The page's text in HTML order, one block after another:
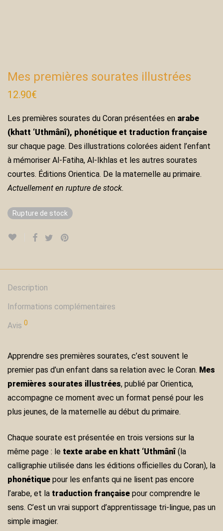
Mes premières sourates illustrées
12.90€
Les premières sourates du Coran présentées en arabe
(khatt ‘Uthmânî), phonétique et traduction française
sur chaque page. Des illustrations colorées aident l’enfant
à mémoriser Al-Fatiha, Al-Ikhlas et les autres sourates
courtes. Éditions Orientica. De la maternelle au primaire.
Actuellement en rupture de stock.
Rupture de stock
Description
Informations complémentaires
Avis 0
Apprendre ses premières sourates, c’est souvent le
premier pas d’un enfant dans sa relation avec le Coran. Mes
premières sourates illustrées, publié par Orientica,
accompagne ce moment avec un format pensé pour les
plus jeunes, de la maternelle au début du primaire.
Chaque sourate est présentée en trois versions sur la
même page : le texte arabe en khatt ‘Uthmânî(la
calligraphie utilisée dans les éditions officielles du Coran), la
phonétique pour les enfants qui ne lisent pas encore
l’arabe, et la traduction française pour comprendre le
sens. C’est un vrai support d’apprentissage tri-lingue, pas un
simple imagier.